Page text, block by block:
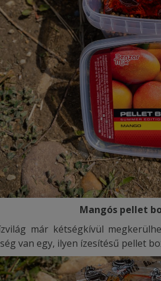
Mangós pellet
már kétségkívül
van egy, ilyen ízesítésű pellet